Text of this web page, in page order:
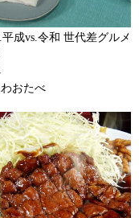
平成vs.令和 世代差グルメ
おたべ